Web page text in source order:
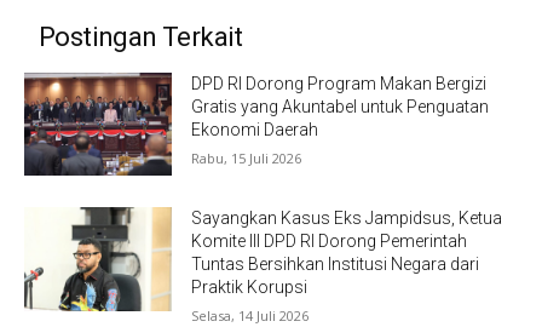
Postingan Terkait
DPD RI Dorong Program Makan Bergizi
Gratis yang Akuntabel untuk Penguatan
Ekonomi Daerah
Rabu, 15 Juli 2026
Sayangkan Kasus Eks Jampidsus, Ketua
Komite III DPD RI Dorong Pemerintah
Tuntas Bersihkan Institusi Negara dari
Praktik Korupsi
Selasa, 14 Juli 2026